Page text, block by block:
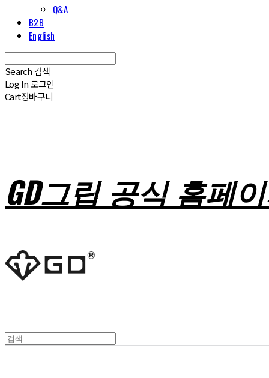
Q&A
B2B
English
Search 검색
Log In로그인
Cart장바구니
GD그립 공식 홈페